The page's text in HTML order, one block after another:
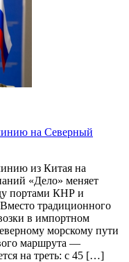
на Северный
из Китая на
«Дело» меняет
портами КНР и
традиционного
в импортном
морскому пути
маршрута —
на треть: с 45 […]